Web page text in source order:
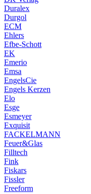
Duralex
Durgol
ECM
Ehlers
Efbe-Schott
EK
Emerio
Emsa
EngelsCie
Engels Kerzen
Elo
Esge
Esmeyer
Exquisit
FACKELMANN
Feuer&Glas
Filltech
Fink
Fiskars
Fissler
Freeform